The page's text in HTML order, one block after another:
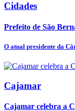
Cidades
Prefeito de São
O atual presidente da
Cajamar
Cajamar celebra a